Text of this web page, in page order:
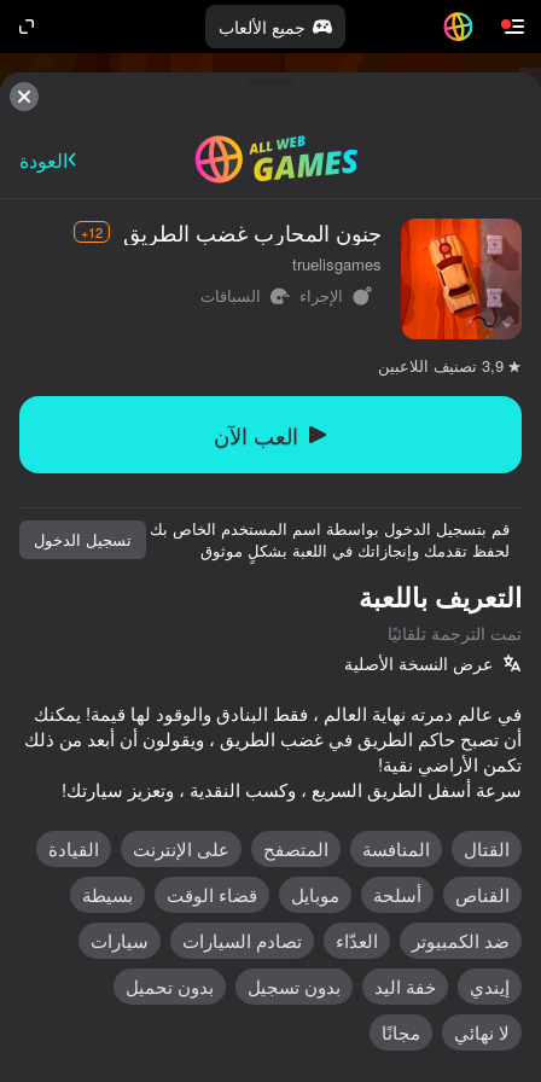
جميع الألعاب
Apple Worm
36
العودة
جنون المحارب غضب الطريق 12+
truelisgames
الإجراء
السباقات
3,9 تصنيف اللاعبين
العب الآن
قم بتسجيل الدخول بواسطة اسم المستخدم الخاص بك
لحفظ تقدمك وإنجازاتك في اللعبة بشكلٍ موثوق
تسجيل الدخول
التعريف باللعبة
تمت الترجمة تلقائيًا
عرض النسخة الأصلية
في عالم دمرته نهاية العالم ، فقط البنادق والوقود لها قيمة! يمكنك
أن تصبح حاكم الطريق في غضب الطريق ، ويقولون أن أبعد من ذلك
سرعة أسفل الطريق السريع ، وكسب النقدية ، وتعزيز سيارتك!
القتال المنافسة المتصفح على الإنترنت
القيادة
القناص
أسلحة موبايل قضاء الوقت
بسيطة
ضد الكمبيوتر
العدّاء تصادم السيارات
سيارات
إيندي
خفة اليد بدون تسجيل
بدون تحميل
لا نهائي
مجانًا